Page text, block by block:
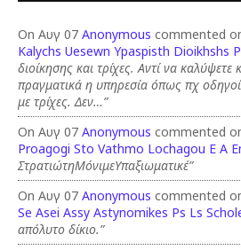
On Αυγ 07 Anonymous commented
Kalychs Uesewn Ypaspisth Dioikhshs
διοίκησης και τρίχες. Αντί να καλύψετε
πραγματικά η υπηρεσία όπως πχ
με τρίχες. Δεν…”
On Αυγ 07 Anonymous commented
Proagogi Sto Vathmo Lochagou E A
ΣτρατιώτηΜόνιμεΥπαξιωματικέ”
On Αυγ 07 Anonymous commented
Se Asei Assy Astynomikes Ps Ls
απόλυτο δίκιο.”